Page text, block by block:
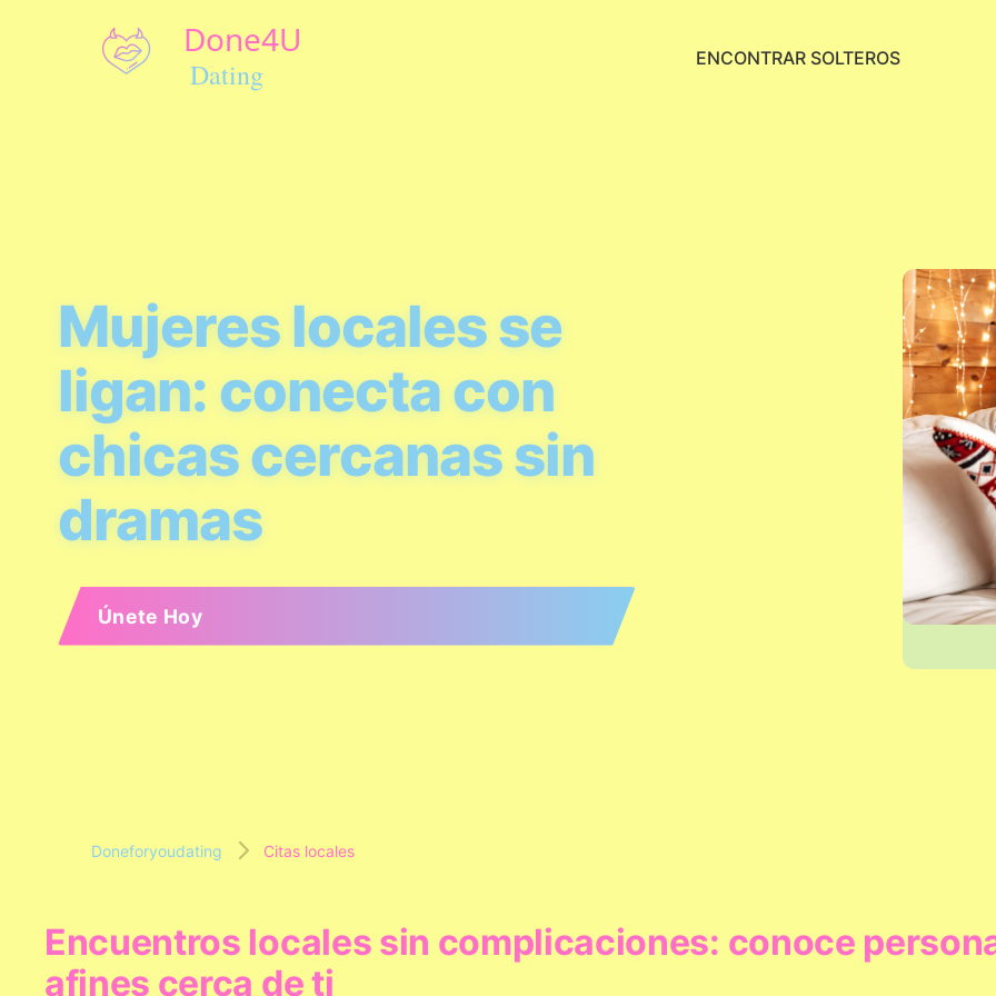
ENCONTRAR SOLTEROS
Mujeres locales se
ligan: conecta con
chicas cercanas sin
dramas
Únete Hoy
Doneforyoudating Citas locales
Encuentros locales sin complicaciones: conoce
afines cerca de ti